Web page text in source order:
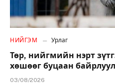
НИЙГЭМ Урлаг
Төр, нийгмийн нэрт
хөшөөг буцаан
03/08/2026